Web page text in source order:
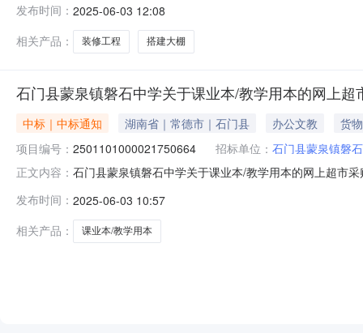
南省常德市石门县报价起止时间:-二、采购单位信息采购
发布时间： 2025-06-03 12:08
相关产品：
装修工程 搭建大棚
石门县蒙泉镇磐石中学关于课业本/教学用本的网上超
中标｜中标通知 湖南省｜常德市｜石门县 办公文教
货物
项目编号： 2501101000021750664 招标单位： 石门县蒙泉镇磐
正文内容： 石门县蒙泉镇磐石中学关于课业本/教学用本的网上超市
政区划名称:湖南省常德市石门县报价起止时间:-二、采
发布时间： 2025-06-03 10:57
相关产品：
课业本/教学用本